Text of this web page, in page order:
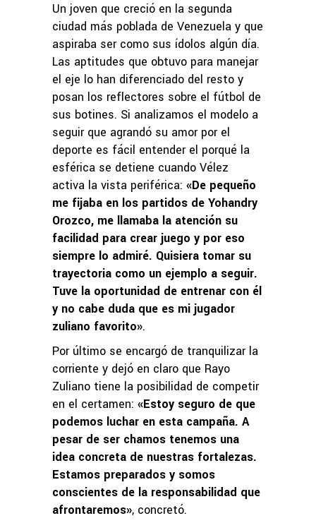
Un joven que creció en la segunda
ciudad más poblada de Venezuela y que
aspiraba ser como sus ídolos algún día.
Las aptitudes que obtuvo para manejar
el eje lo han diferenciado del resto y
posan los reflectores sobre el fútbol de
sus botines. Si analizamos el modelo a
seguir que agrandó su amor por el
deporte es fácil entender el porqué la
esférica se detiene cuando Vélez
activa la vista periférica: «De pequeño
me fijaba en los partidos de Yohandry
Orozco, me llamaba la atención su
facilidad para crear juego y por eso
siempre lo admiré. Quisiera tomar su
trayectoria como un ejemplo a seguir.
Tuve la oportunidad de entrenar con él
y no cabe duda que es mi jugador
zuliano favorito».
Por último se encargó de tranquilizar la
corriente y dejó en claro que Rayo
Zuliano tiene la posibilidad de competir
en el certamen: «Estoy seguro de que
podemos luchar en esta campaña. A
pesar de ser chamos tenemos una
idea concreta de nuestras fortalezas.
Estamos preparados y somos
conscientes de la responsabilidad que
afrontaremos», concretó.